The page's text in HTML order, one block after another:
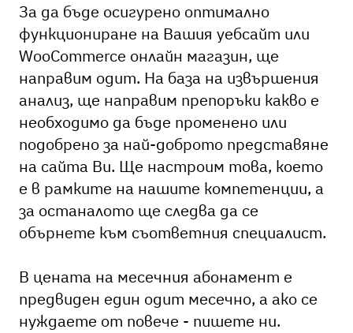
За да бъде осигурено оптимално
функциониране на Вашия уебсайт или
WooCommerce онлайн магазин, ще
направим одит. На база на извършения
анализ, ще направим препоръки какво е
необходимо да бъде променено или
подобрено за най-доброто представяне
на сайта Ви. Ще настроим това, което
е в рамките на нашите компетенции, а
за останалото ще следва да се
обърнете към съответния специалист.
В цената на месечния абонамент е
предвиден един одит месечно, а ако се
нуждаете от повече - пишете ни.